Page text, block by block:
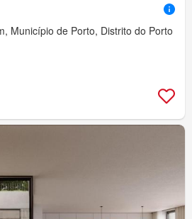
Município de Porto, Distrito do Porto